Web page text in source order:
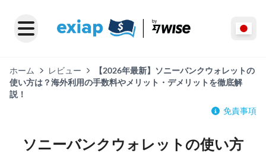
ホーム レビュー
【2026年最新】ソニーバンクウォレットの
使い方は？海外利用の手数料やメリット・デメリットを徹底解
説！
免責事項
ソニーバンクウォレットの使い方